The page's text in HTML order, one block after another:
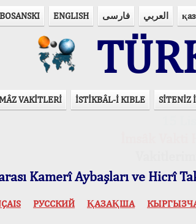
BOSANSKI ENGLISH فارسی العربي
VAKİTLERİ İSTİKBÂL-İ KIBLE SİTENİZ
Kamerî Aybaşları ve Hicrî
РУССКИЙ ҚАЗАҚША